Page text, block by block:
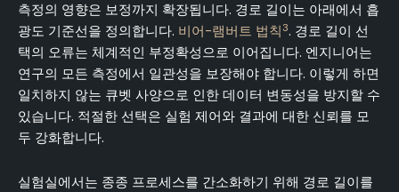
측정의 영향은 보정까지 확장됩니다. 경로 길이는 아래에서 흡
광도 기준선을 정의합니다. 비어-램버트 법칙3. 경로 길이 선
택의 오류는 체계적인 부정확성으로 이어집니다. 엔지니어는
연구의 모든 측정에서 일관성을 보장해야 합니다. 이렇게 하면
일치하지 않는 큐벳 사양으로 인한 데이터 변동성을 방지할 수
있습니다. 적절한 선택은 실험 제어와 결과에 대한 신뢰를 모
두 강화합니다.
실험실에서는 종종 프로세스를 간소화하기 위해 경로 길이를